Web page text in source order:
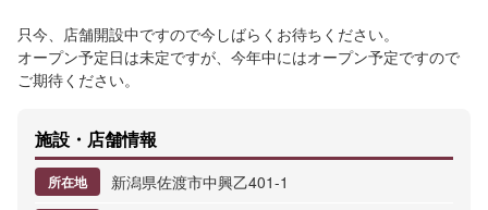
只今、店舗開設中ですので今しばらくお待ちください。
オープン予定日は未定ですが、今年中にはオープン予定ですので
ご期待ください。
施設・店舗情報
所在地 新潟県佐渡市中興乙401-1